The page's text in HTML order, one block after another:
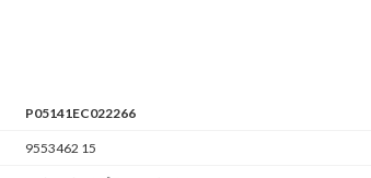
P05141EC022266
9553462 15